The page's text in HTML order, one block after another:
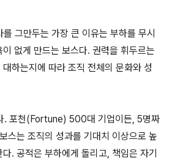
그만두는 가장 큰 이유는 부하를 무시
없게 만드는 보스다. 권력을 휘두르는
하는지에 따라 조직 전체의 문화와 성
. 포천(Fortune) 500대 기업이든, 5명짜
스는 조직의 성과를 기대치 이상으로 높
. 공적은 부하에게 돌리고, 책임은 자기